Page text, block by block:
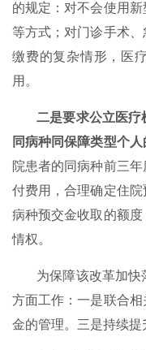
的规定：对不会使用
等方式；对门诊手术
缴费的复杂情形，医
用。
二是要求公立医疗
同病种同保障类型个人
院患者的同病种前三
付费用，合理确定住
病种预交金收取的额
情权。
为保障该改革加
方面工作：一是联合
金的管理。三是持续提